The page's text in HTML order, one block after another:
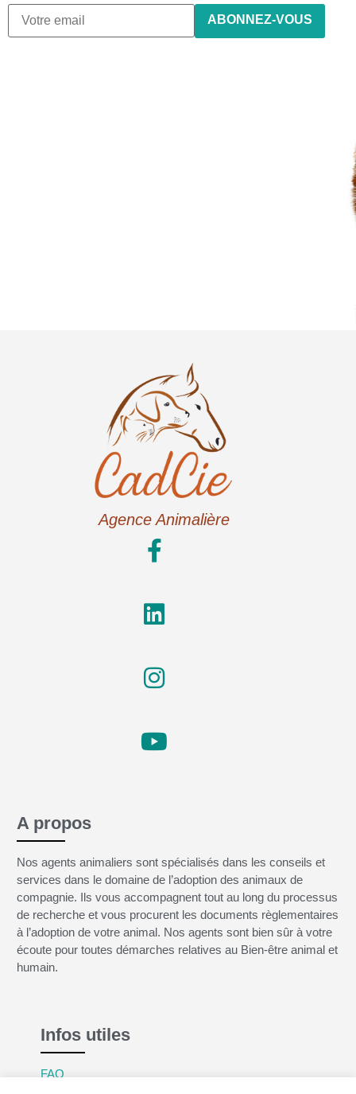
Agence Animalière
A propos
Nos agents animaliers sont spécialisés dans les conseils et
services dans le domaine de l’adoption des animaux de
compagnie. Ils vous accompagnent tout au long du processus
de recherche et vous procurent les documents règlementaires
à l’adoption de votre animal. Nos agents sont bien sûr à votre
écoute pour toutes démarches relatives au Bien-être animal et
humain.
Infos utiles
FAQ